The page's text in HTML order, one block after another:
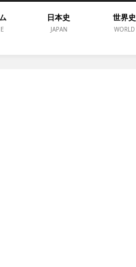
日本史
JAPAN
世界史
WORLD